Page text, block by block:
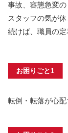
事故、容態急変の
スタッフの気が
続けば、職員の定
お困りごと1
転倒・転落が心